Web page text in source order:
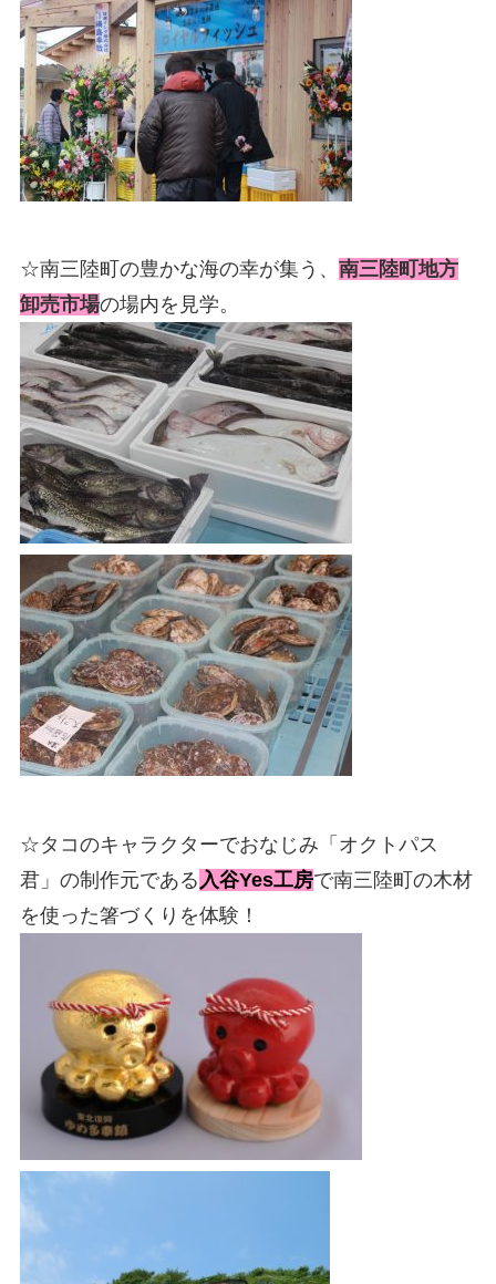
☆南三陸町の豊かな海の幸が集う、 南三陸町地方
卸売市場の場内を見学。
☆タコのキャラクターでおなじみ「オクトパス
君」の制作元である 入谷Yes工房で南三陸町の木材
を使った箸づくりを体験！